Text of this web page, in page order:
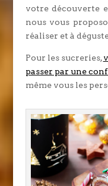
votre découverte
nous vous
réaliser et à
Pour les sucreries,
passer par une
même vous les